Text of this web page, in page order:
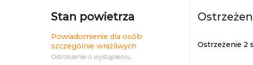
Stan powietrza
Powiadomienie dla osób
szczególnie wrażliwych
Ostrzeżenie o wystąpieniu...
Ostrzeżenie 2